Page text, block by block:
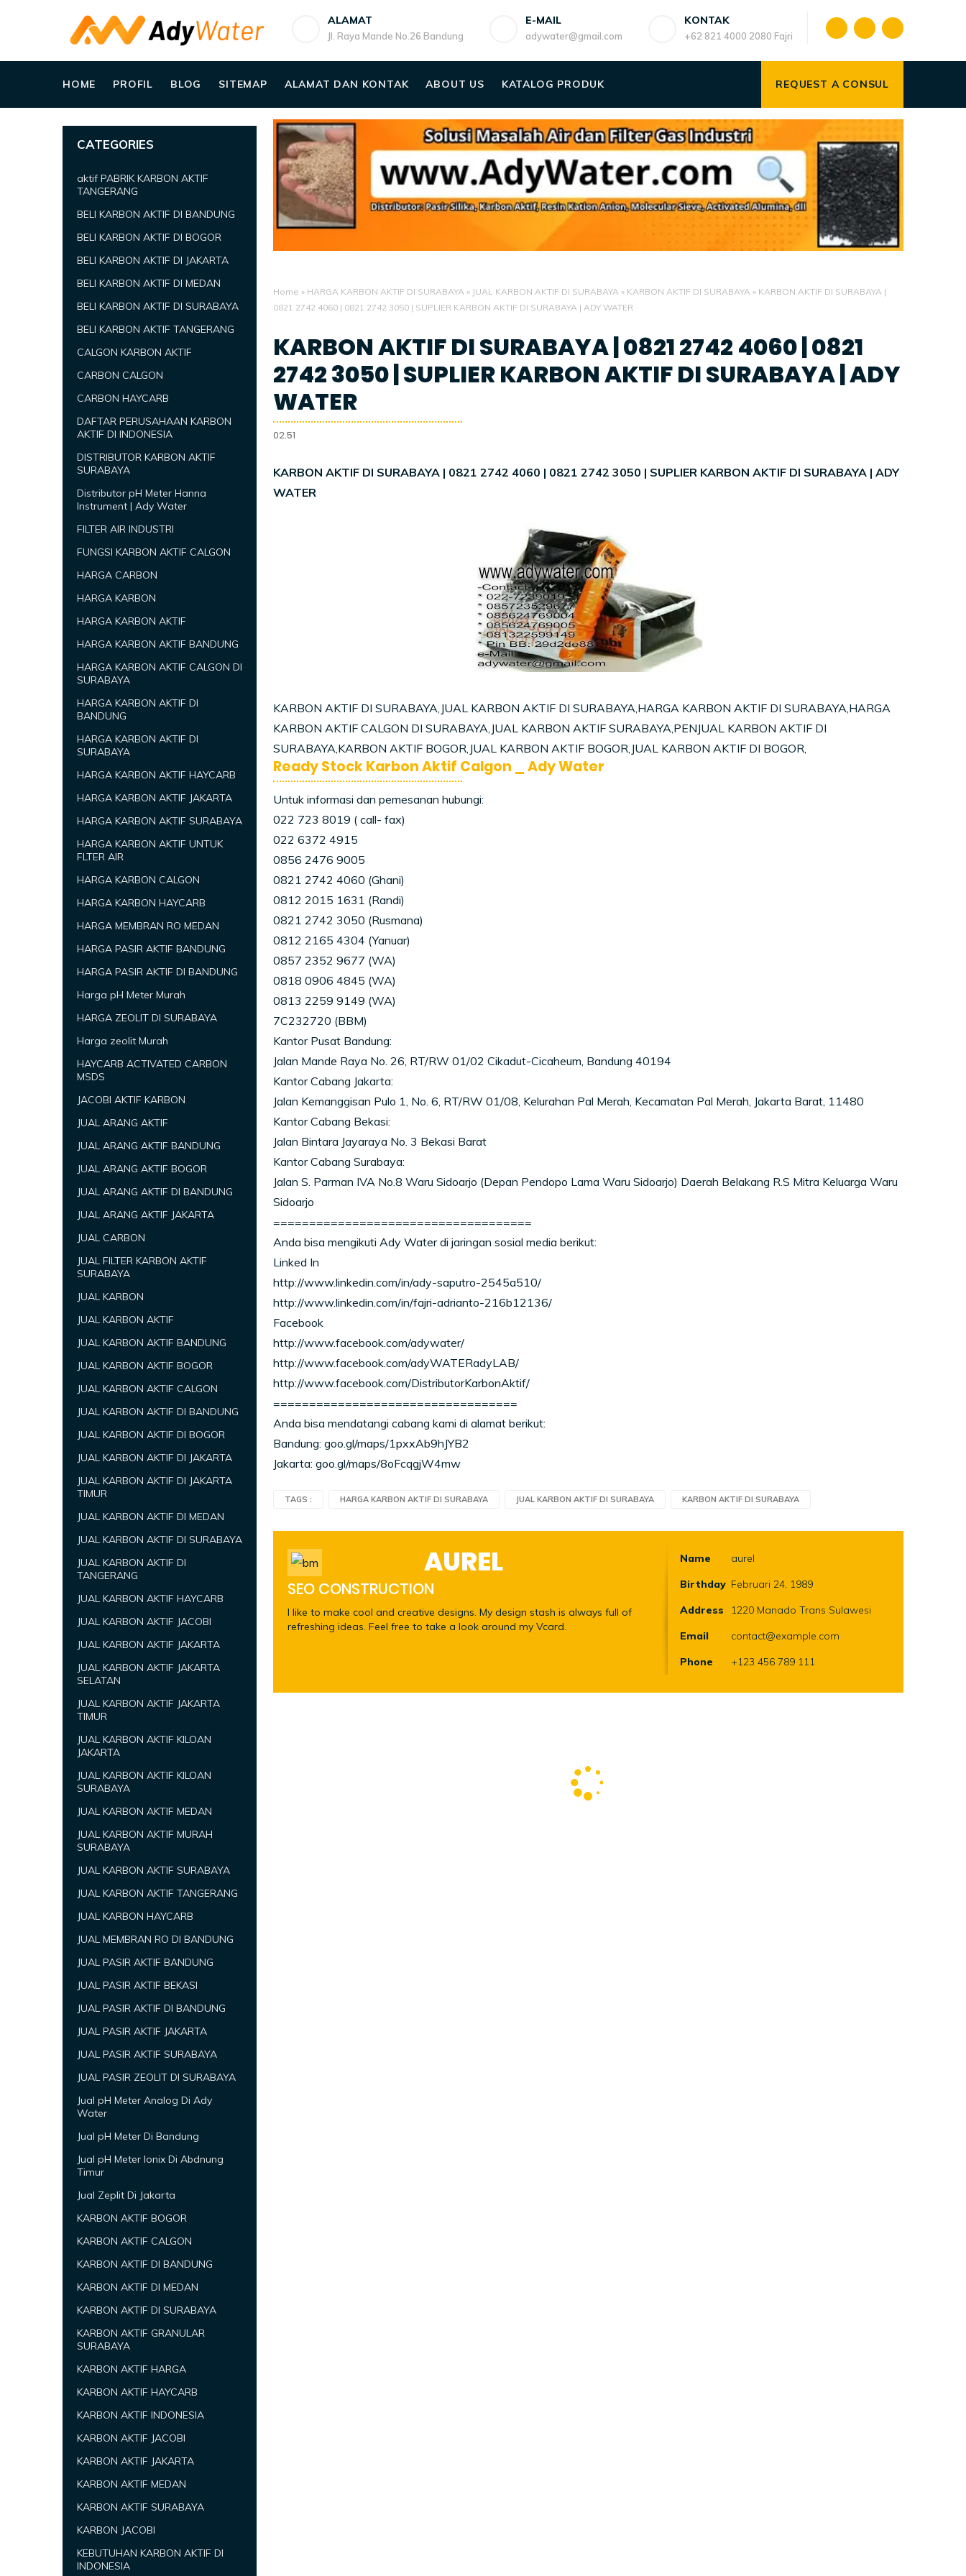
ALAMAT
Jl. Raya Mande No.26 Bandung
E-MAIL
adywater@gmail.com
KONTAK
+62 821 4000 2080 Fajri
HOME PROFIL BLOG SITEMAP ALAMAT DAN KONTAK ABOUT US KATALOG PRODUK REQUEST A CONSUL
Home » HARGA KARBON AKTIF DI SURABAYA » JUAL KARBON AKTIF DI SURABAYA » KARBON AKTIF DI SURABAYA » KARBON AKTIF DI SURABAYA |
0821 2742 4060 | 0821 2742 3050 | SUPLIER KARBON AKTIF DI SURABAYA | ADY WATER
KARBON AKTIF DI SURABAYA | 0821 2742 4060 | 0821
2742 3050 | SUPLIER KARBON AKTIF DI SURABAYA | ADY
WATER
02.51
KARBON AKTIF DI SURABAYA | 0821 2742 4060 | 0821 2742 3050 | SUPLIER KARBON AKTIF DI SURABAYA | ADY
WATER
KARBON AKTIF DI SURABAYA,JUAL KARBON AKTIF DI SURABAYA,HARGA KARBON AKTIF DI SURABAYA,HARGA
KARBON AKTIF CALGON DI SURABAYA,JUAL KARBON AKTIF SURABAYA,PENJUAL KARBON AKTIF DI
SURABAYA,KARBON AKTIF BOGOR,JUAL KARBON AKTIF BOGOR,JUAL KARBON AKTIF DI BOGOR,
Ready Stock Karbon Aktif Calgon _ Ady Water
Untuk informasi dan pemesanan hubungi:
022 723 8019 ( call- fax)
022 6372 4915
0856 2476 9005
0821 2742 4060 (Ghani)
0812 2015 1631 (Randi)
0821 2742 3050 (Rusmana)
0812 2165 4304 (Yanuar)
0857 2352 9677 (WA)
0818 0906 4845 (WA)
0813 2259 9149 (WA)
7C232720 (BBM)
Kantor Pusat Bandung:
Jalan Mande Raya No. 26, RT/RW 01/02 Cikadut-Cicaheum, Bandung 40194
Kantor Cabang Jakarta:
Jalan Kemanggisan Pulo 1, No. 6, RT/RW 01/08, Kelurahan Pal Merah, Kecamatan Pal Merah, Jakarta Barat, 11480
Kantor Cabang Bekasi:
Jalan Bintara Jayaraya No. 3 Bekasi Barat
Kantor Cabang Surabaya:
Jalan S. Parman IVA No.8 Waru Sidoarjo (Depan Pendopo Lama Waru Sidoarjo) Daerah Belakang R.S Mitra Keluarga Waru
Sidoarjo
====================================
Anda bisa mengikuti Ady Water di jaringan sosial media berikut:
Linked In
http://www.linkedin.com/in/ady-saputro-2545a510/
http://www.linkedin.com/in/fajri-adrianto-216b12136/
Facebook
http://www.facebook.com/adywater/
http://www.facebook.com/adyWATERadyLAB/
http://www.facebook.com/DistributorKarbonAktif/
==================================
Anda bisa mendatangi cabang kami di alamat berikut:
Bandung: goo.gl/maps/1pxxAb9hJYB2
Jakarta: goo.gl/maps/8oFcqgjW4mw
TAGS : HARGA KARBON AKTIF DI SURABAYA JUAL KARBON AKTIF DI SURABAYA KARBON AKTIF DI SURABAYA
AUREL
SEO CONSTRUCTION
I like to make cool and creative designs. My design stash is always full of
refreshing ideas. Feel free to take a look around my Vcard.
Name
aurel
Birthday Februari 24, 1989
Address
1220 Manado Trans Sulawesi
Email
contact@example.com
Phone
+123 456 789 111
CATEGORIES
aktif PABRIK KARBON AKTIF
TANGERANG
BELI KARBON AKTIF DI BANDUNG
BELI KARBON AKTIF DI BOGOR
BELI KARBON AKTIF DI JAKARTA
BELI KARBON AKTIF DI MEDAN
BELI KARBON AKTIF DI SURABAYA
BELI KARBON AKTIF TANGERANG
CALGON KARBON AKTIF
CARBON CALGON
CARBON HAYCARB
DAFTAR PERUSAHAAN KARBON
AKTIF DI INDONESIA
DISTRIBUTOR KARBON AKTIF
SURABAYA
Distributor pH Meter Hanna
Instrument | Ady Water
FILTER AIR INDUSTRI
FUNGSI KARBON AKTIF CALGON
HARGA CARBON
HARGA KARBON
HARGA KARBON AKTIF
HARGA KARBON AKTIF BANDUNG
HARGA KARBON AKTIF CALGON DI
SURABAYA
HARGA KARBON AKTIF DI
BANDUNG
HARGA KARBON AKTIF DI
SURABAYA
HARGA KARBON AKTIF HAYCARB
HARGA KARBON AKTIF JAKARTA
HARGA KARBON AKTIF SURABAYA
HARGA KARBON AKTIF UNTUK
FLTER AIR
HARGA KARBON CALGON
HARGA KARBON HAYCARB
HARGA MEMBRAN RO MEDAN
HARGA PASIR AKTIF BANDUNG
HARGA PASIR AKTIF DI BANDUNG
Harga pH Meter Murah
HARGA ZEOLIT DI SURABAYA
Harga zeolit Murah
HAYCARB ACTIVATED CARBON
MSDS
JACOBI AKTIF KARBON
JUAL ARANG AKTIF
JUAL ARANG AKTIF BANDUNG
JUAL ARANG AKTIF BOGOR
JUAL ARANG AKTIF DI BANDUNG
JUAL ARANG AKTIF JAKARTA
JUAL CARBON
JUAL FILTER KARBON AKTIF
SURABAYA
JUAL KARBON
JUAL KARBON AKTIF
JUAL KARBON AKTIF BANDUNG
JUAL KARBON AKTIF BOGOR
JUAL KARBON AKTIF CALGON
JUAL KARBON AKTIF DI BANDUNG
JUAL KARBON AKTIF DI BOGOR
JUAL KARBON AKTIF DI JAKARTA
JUAL KARBON AKTIF DI JAKARTA
TIMUR
JUAL KARBON AKTIF DI MEDAN
JUAL KARBON AKTIF DI SURABAYA
JUAL KARBON AKTIF DI
TANGERANG
JUAL KARBON AKTIF HAYCARB
JUAL KARBON AKTIF JACOBI
JUAL KARBON AKTIF JAKARTA
JUAL KARBON AKTIF JAKARTA
SELATAN
JUAL KARBON AKTIF JAKARTA
TIMUR
JUAL KARBON AKTIF KILOAN
JAKARTA
JUAL KARBON AKTIF KILOAN
SURABAYA
JUAL KARBON AKTIF MEDAN
JUAL KARBON AKTIF MURAH
SURABAYA
JUAL KARBON AKTIF SURABAYA
JUAL KARBON AKTIF TANGERANG
JUAL KARBON HAYCARB
JUAL MEMBRAN RO DI BANDUNG
JUAL PASIR AKTIF BANDUNG
JUAL PASIR AKTIF BEKASI
JUAL PASIR AKTIF DI BANDUNG
JUAL PASIR AKTIF JAKARTA
JUAL PASIR AKTIF SURABAYA
JUAL PASIR ZEOLIT DI SURABAYA
Jual pH Meter Analog Di Ady
Water
Jual pH Meter Di Bandung
Jual pH Meter Ionix Di Abdnung
Timur
Jual Zeplit Di Jakarta
KARBON AKTIF BOGOR
KARBON AKTIF CALGON
KARBON AKTIF DI BANDUNG
KARBON AKTIF DI MEDAN
KARBON AKTIF DI SURABAYA
KARBON AKTIF GRANULAR
SURABAYA
KARBON AKTIF HARGA
KARBON AKTIF HAYCARB
KARBON AKTIF INDONESIA
KARBON AKTIF JACOBI
KARBON AKTIF JAKARTA
KARBON AKTIF MEDAN
KARBON AKTIF SURABAYA
KARBON JACOBI
KEBUTUHAN KARBON AKTIF DI
INDONESIA